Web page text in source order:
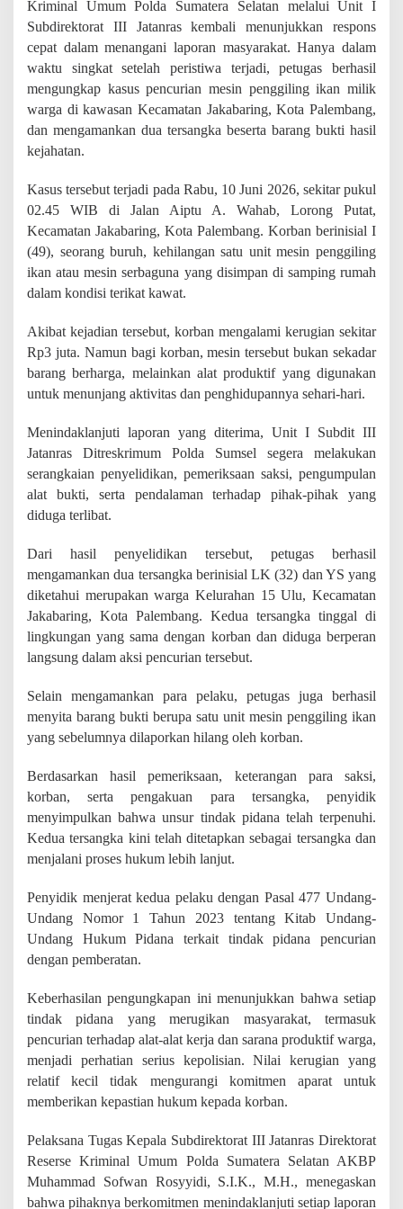
u
a
T
e
r
s
a
g
P
e
n
c
u
r
a
M
e
i
n
n
g
g
i
g
I
k
a
n
d
i
k
a
b
i
n
g
P
l
m
b
n
Kriminal Umum Polda Sumatera Selatan melalui Unit I
Subdirektorat III Jatanras kembali menunjukkan respons
cepat dalam menangani laporan masyarakat. Hanya dalam
waktu singkat setelah peristiwa terjadi, petugas berhasil
mengungkap kasus pencurian mesin penggiling ikan milik
warga di kawasan Kecamatan Jakabaring, Kota Palembang,
dan mengamankan dua tersangka beserta barang bukti hasil
kejahatan.
Kasus tersebut terjadi pada Rabu, 10 Juni 2026, sekitar pukul
02.45 WIB di Jalan Aiptu A. Wahab, Lorong Putat,
Kecamatan Jakabaring, Kota Palembang. Korban berinisial I
(49), seorang buruh, kehilangan satu unit mesin penggiling
ikan atau mesin serbaguna yang disimpan di samping rumah
dalam kondisi terikat kawat.
Akibat kejadian tersebut, korban mengalami kerugian sekitar
Rp3 juta. Namun bagi korban, mesin tersebut bukan sekadar
barang berharga, melainkan alat produktif yang digunakan
untuk menunjang aktivitas dan penghidupannya sehari-hari.
Menindaklanjuti laporan yang diterima, Unit I Subdit III
Jatanras Ditreskrimum Polda Sumsel segera melakukan
serangkaian penyelidikan, pemeriksaan saksi, pengumpulan
alat bukti, serta pendalaman terhadap pihak-pihak yang
diduga terlibat.
Dari hasil penyelidikan tersebut, petugas berhasil
mengamankan dua tersangka berinisial LK (32) dan YS yang
diketahui merupakan warga Kelurahan 15 Ulu, Kecamatan
Jakabaring, Kota Palembang. Kedua tersangka tinggal di
lingkungan yang sama dengan korban dan diduga berperan
langsung dalam aksi pencurian tersebut.
Selain mengamankan para pelaku, petugas juga berhasil
menyita barang bukti berupa satu unit mesin penggiling ikan
yang sebelumnya dilaporkan hilang oleh korban.
Berdasarkan hasil pemeriksaan, keterangan para saksi,
korban, serta pengakuan para tersangka, penyidik
menyimpulkan bahwa unsur tindak pidana telah terpenuhi.
Kedua tersangka kini telah ditetapkan sebagai tersangka dan
menjalani proses hukum lebih lanjut.
Penyidik menjerat kedua pelaku dengan Pasal 477 Undang-
Undang Nomor 1 Tahun 2023 tentang Kitab Undang-
Undang Hukum Pidana terkait tindak pidana pencurian
dengan pemberatan.
Keberhasilan pengungkapan ini menunjukkan bahwa setiap
tindak pidana yang merugikan masyarakat, termasuk
pencurian terhadap alat-alat kerja dan sarana produktif warga,
menjadi perhatian serius kepolisian. Nilai kerugian yang
relatif kecil tidak mengurangi komitmen aparat untuk
memberikan kepastian hukum kepada korban.
Pelaksana Tugas Kepala Subdirektorat III Jatanras Direktorat
Reserse Kriminal Umum Polda Sumatera Selatan AKBP
Muhammad Sofwan Rosyyidi, S.I.K., M.H., menegaskan
bahwa pihaknya berkomitmen menindaklanjuti setiap laporan